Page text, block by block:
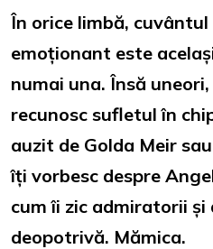
În orice limbă,
emoționant este
numai una. Însă
recunosc sufletul în
auzit de Golda Meir
îți vorbesc despre
cum îi zic admiratorii și
deopotrivă. Mămica.